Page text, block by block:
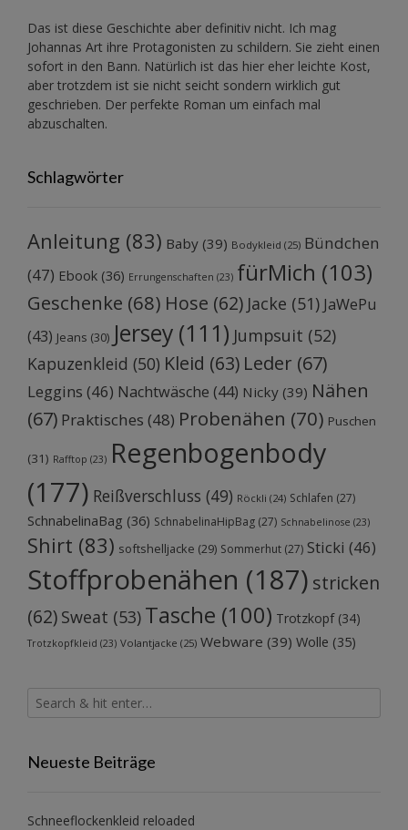
Das ist diese Geschichte aber definitiv nicht. Ich mag
Johannas Art ihre Protagonisten zu schildern. Sie zieht einen
sofort in den Bann. Natürlich ist das hier eher leichte Kost,
aber trotzdem ist sie nicht seicht sondern wirklich gut
geschrieben. Der perfekte Roman um einfach mal
abzuschalten.
Schlagwörter
Anleitung (83) Baby (39) Bodykleid (25) Bündchen
(47) Ebook (36) Errungenschaften (23) fürMich (103)
Geschenke (68) Hose (62) Jacke (51) JaWePu
(43) Jeans (30) Jersey (111) Jumpsuit (52)
Kapuzenkleid (50) Kleid (63) Leder (67)
Leggins (46) Nachtwäsche (44) Nicky (39) Nähen
(67) Praktisches (48) Probenähen (70) Puschen
(31) Rafftop (23) Regenbogenbody
(177) Reißverschluss (49) Röckli (24) Schlafen (27)
SchnabelinaBag (36) SchnabelinaHipBag (27) Schnabelinose (23)
Shirt (83) softshelljacke (29) Sommerhut (27) Sticki (46)
Stoffprobenähen (187) stricken
(62) Sweat (53) Tasche (100) Trotzkopf(34)
Trotzkopfkleid (23) Volantjacke (25) Webware (39) Wolle (35)
Neueste Beiträge
Schneeflockenkleid reloaded